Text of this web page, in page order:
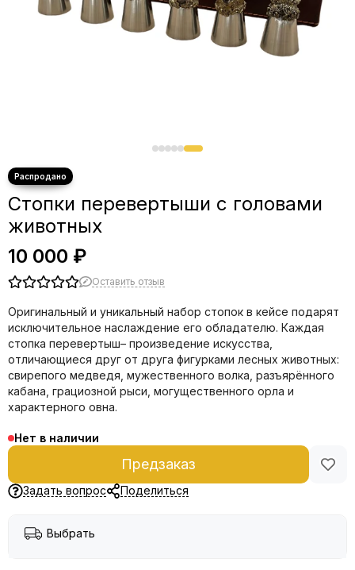
Стопки перевертыши с головами
животных
10 000 ₽
Оставить отзыв
Оригинальный и уникальный набор стопок в кейсе подарят
исключительное наслаждение его обладателю. Каждая
стопка перевертыш– произведение искусства,
отличающиеся друг от друга фигурками лесных животных:
свирепого медведя, мужественного волка, разъярённого
кабана, грациозной рыси, могущественного орла и
характерного овна.
Нет в наличии
Предзаказ
Задать вопрос Поделиться
Выбрать